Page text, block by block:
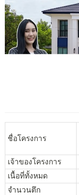
ชื่อโครงการ
เจ้าของโครงการ
เนื้อที่ทั้งหมด
จำนวนตึก